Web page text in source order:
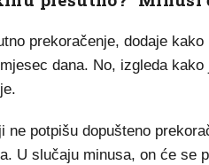
prekoračenje, dodaje
dana. No, izgleda
ne potpišu dopušteno
U slučaju minusa, on će se